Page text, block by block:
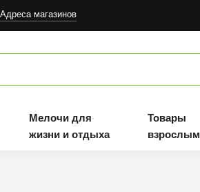
Адреса магазинов
Мелочи для
жизни и отдыха
Товары
взрослым